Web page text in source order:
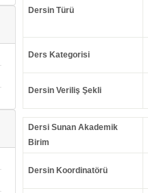
Dersin Türü
Ders Kategorisi
Dersin Veriliş Şekli
Dersi Sunan Akademik
Birim
Dersin Koordinatörü